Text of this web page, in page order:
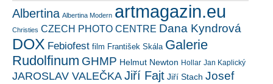
Albertina Albertina Modern artmagazin.eu
Christies CZECH PHOTO CENTRE Dana Kyndrová
DOX Febiofest film František Skála Galerie
Rudolfinum GHMP Helmut Newton Hollar Jan Kaplický
JAROSLAV VALEČKA Jiří Fajt Jiří Stach Josef